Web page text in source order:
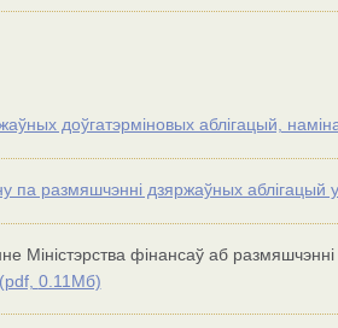
доўгатэрмiновых аблігацый,
па размяшчэнні дзяржаўных
Міністэрства фінансаў аб
pdf, 0.11Мб)